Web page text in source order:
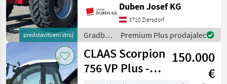
predstavitveni stroj
4 in 1 mit Flow Sharing und
FNR-Umschaltung, hydr.
Schnellwechselsystem,
Luftfedersitz, 170-l-
Duben Josef KG
3710 Ziersdorf
Gradbeni
stroji /
Dieci
Premium Plus prodajalec
CLAAS Scorpion
756 VP Plus -
150.000
€